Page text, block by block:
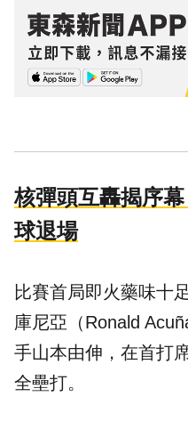
核彈頭互轟揭序
球退場
比賽首局即火藥味十
庫尼亞（Ronald
手山本由伸，在首打
全壘打。